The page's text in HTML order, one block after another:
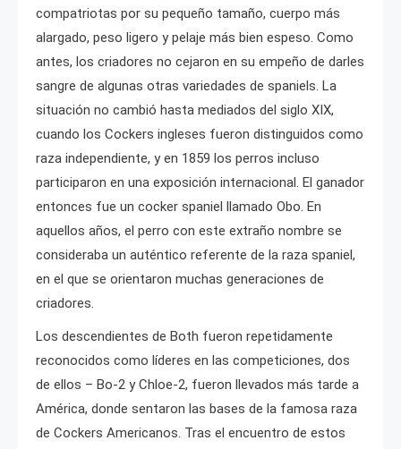
compatriotas por su pequeño tamaño, cuerpo más
alargado, peso ligero y pelaje más bien espeso. Como
antes, los criadores no cejaron en su empeño de darles
sangre de algunas otras variedades de spaniels. La
situación no cambió hasta mediados del siglo XIX,
cuando los Cockers ingleses fueron distinguidos como
raza independiente, y en 1859 los perros incluso
participaron en una exposición internacional. El ganador
entonces fue un cocker spaniel llamado Obo. En
aquellos años, el perro con este extraño nombre se
consideraba un auténtico referente de la raza spaniel,
en el que se orientaron muchas generaciones de
criadores.
Los descendientes de Both fueron repetidamente
reconocidos como líderes en las competiciones, dos
de ellos – Bo-2 y Chloe-2, fueron llevados más tarde a
América, donde sentaron las bases de la famosa raza
de Cockers Americanos. Tras el encuentro de estos